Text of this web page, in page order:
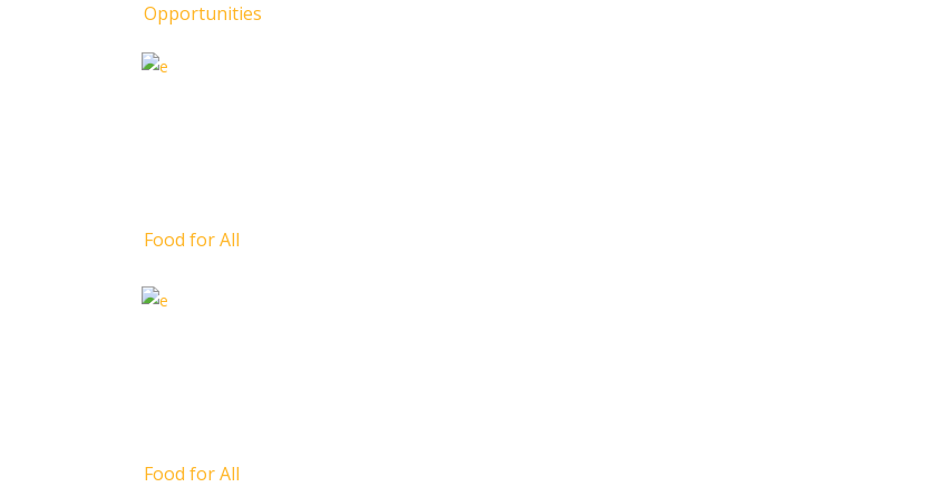
Opportunities
Food for All
Food for All